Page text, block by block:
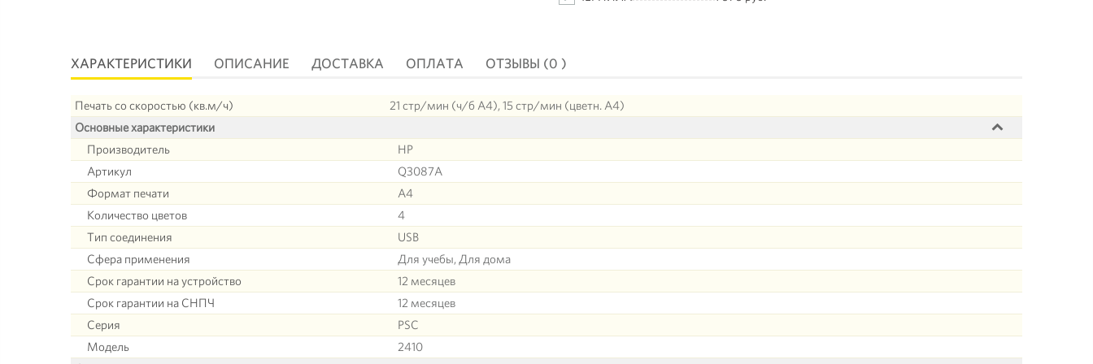
ХАРАКТЕРИСТИКИ ОПИСАНИЕ ДОСТАВКА ОПЛАТА ОТЗЫВЫ (0 )
Печать со скоростью (кв.м/ч)
21 стр/мин (ч/б А4), 15 стр/мин (цветн. А4)
Основные характеристики
Производитель
HP
Артикул
Q3087A
Формат печати
A4
Количество цветов
4
Тип соединения
USB
Сфера применения
Для учебы, Для дома
Срок гарантии на устройство
12 месяцев
Срок гарантии на СНПЧ
12 месяцев
Серия
PSC
Модель
2410